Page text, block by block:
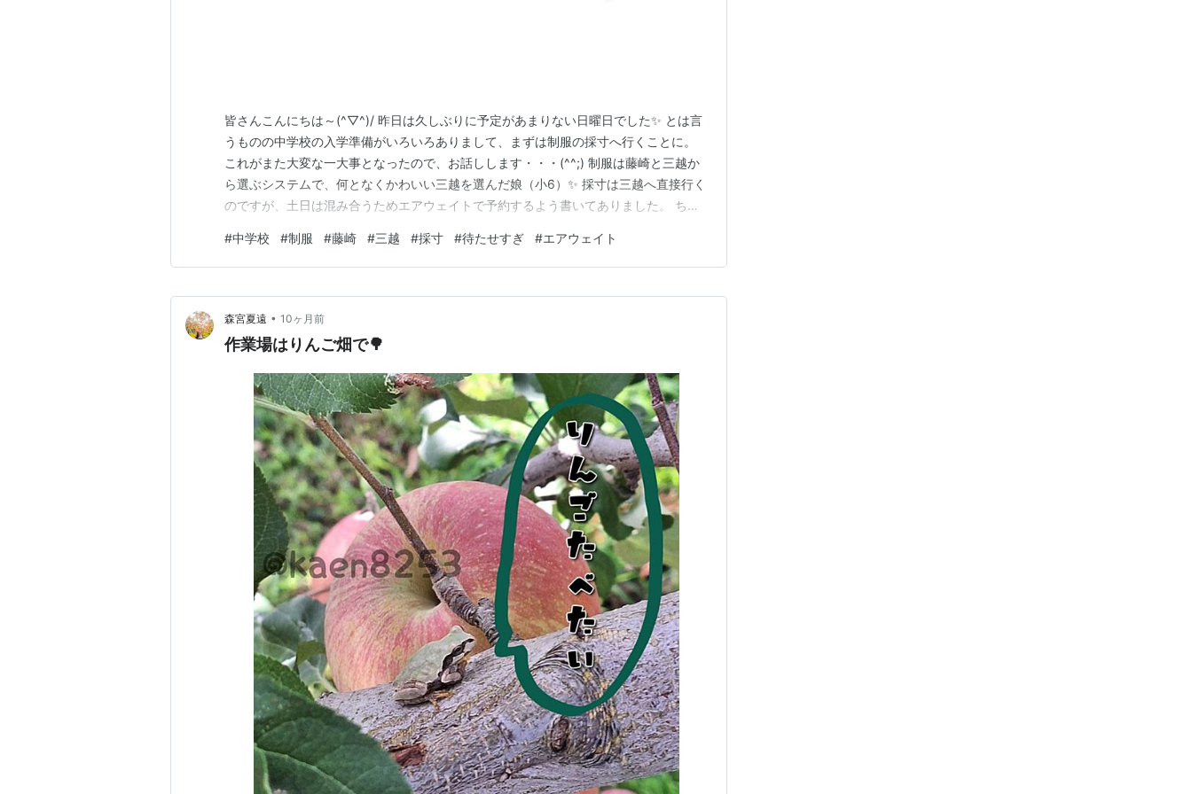
皆さんこんにちは～(^▽^)/ 昨日は久しぶりに予定があまりない日曜日でした✨ とは言
うものの中学校の入学準備がいろいろありまして、まずは制服の採寸へ行くことに。
これがまた大変な一大事となったので、お話しします・・・(^^;) 制服は藤崎と三越か
ら選ぶシステムで、何となくかわいい三越を選んだ娘（小6）✨ 採寸は三越へ直接行く
のですが、土日は混み合うためエアウェイトで予約するよう書いてありました。 ちな
です↓↓ airregi.jp 13時頃に予約したところ「100分待ち」となったため、14：40を目
安に三越へ行くこ…
#中学校 #制服 #藤崎 #三越 #採寸 #待たせすぎ #エアウェイト
森宮夏遠 • 10ヶ月前
作業場はりんご畑で🌳